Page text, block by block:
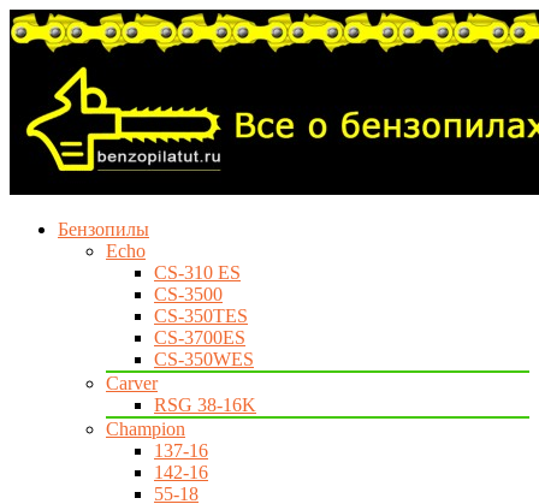
Бензопилы
Echo
CS-310 ES
CS-3500
CS-350TES
CS-3700ES
CS-350WES
Carver
RSG 38-16K
Champion
137-16
142-16
55-18